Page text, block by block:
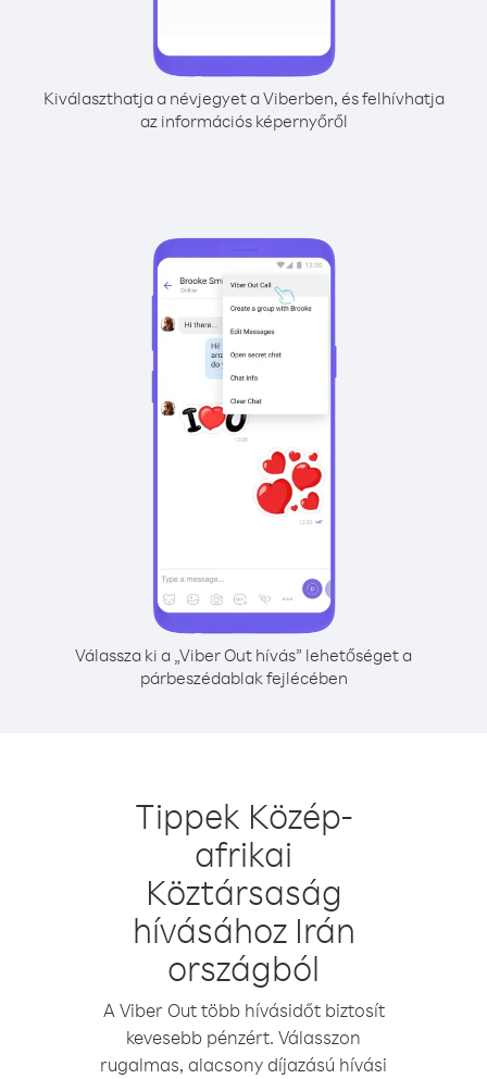
Kiválaszthatja a névjegyet a Viberben, és felhívhatja
az információs képernyőről
Válassza ki a „Viber Out hívás” lehetőséget a
párbeszédablak fejlécében
Tippek Közép-
afrikai
Köztársaság
hívásához Irán
országból
A Viber Out több hívásidőt biztosít
kevesebb pénzért. Válasszon
rugalmas, alacsony díjazású hívási